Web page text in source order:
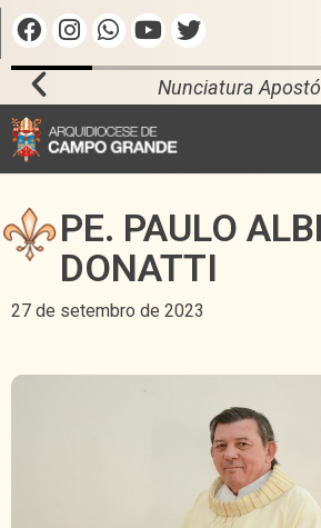
Nunciatura
PE. PAULO
DONATTI
27 de setembro de 2023